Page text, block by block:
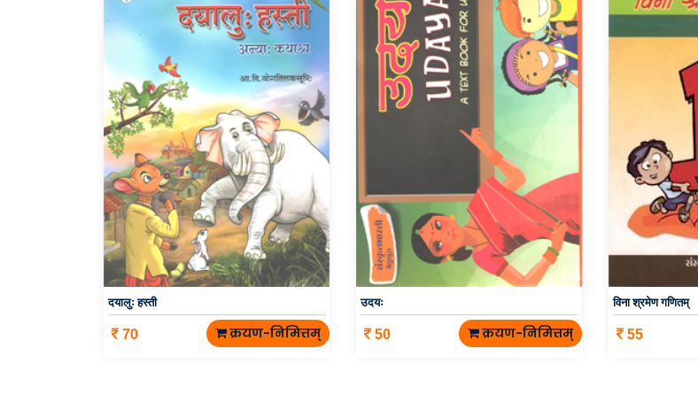
दयालुः हस्ती
70 क्रयण-निमित्तम्
उदयः
50 क्रयण-निमित्तम्
विना श्रमेण गणितम्
55